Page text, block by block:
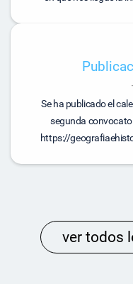
Se ha publicado el
segunda
ver todos